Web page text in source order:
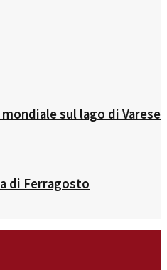
sul lago di Varese
di Ferragosto